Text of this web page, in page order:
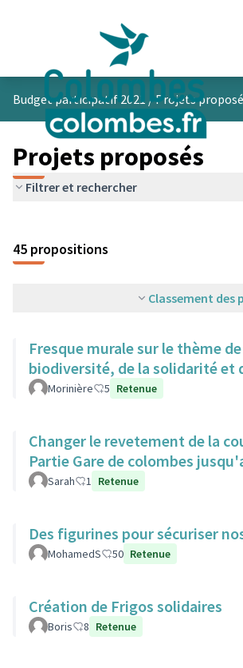
Budget participatif 2021 /Projets
Projets proposés
Filtrer et rechercher
45 propositions
Classement des
Fresque murale sur le thème
biodiversité, de la solidarité et
Morinière 5 Retenue
Changer le revetement de la
Partie Gare de colombes
Sarah 1 Retenue
Des figurines pour sécuriser
MohamedS 50 Retenue
Création de Frigos solidaires
Boris 8 Retenue